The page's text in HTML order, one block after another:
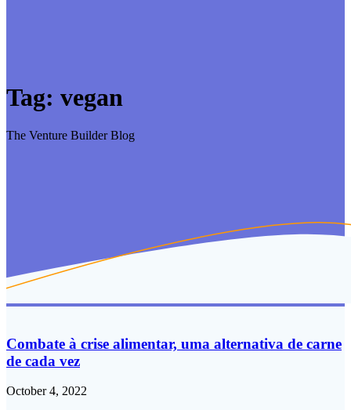
Tag: vegan
The Venture Builder Blog
Combate à crise alimentar, uma alternativa de carne
de cada vez
October 4, 2022